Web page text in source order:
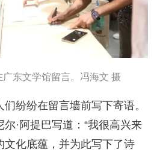
广东文学馆留言。冯海文 摄
纷纷在留言墙前写下寄语。
·阿提巴写道：“我很高兴来
文化底蕴，并为此写下了诗